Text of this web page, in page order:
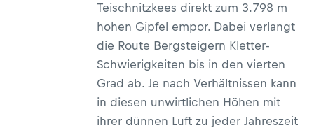
Teischnitzkees direkt zum 3.798 m
hohen Gipfel empor. Dabei verlangt
die Route Bergsteigern Kletter-
Schwierigkeiten bis in den vierten
Grad ab. Je nach Verhältnissen kann
in diesen unwirtlichen Höhen mit
ihrer dünnen Luft zu jeder Jahreszeit